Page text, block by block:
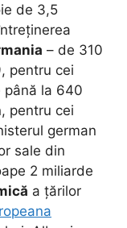
de 3,5
– de 310
pentru cei
până la 640
pentru cei
german
sale din
2 miliarde
a țărilor